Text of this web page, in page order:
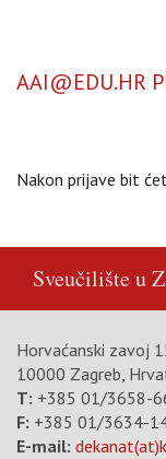
AAI@EDU.HR
Nakon prijave bit
Sveučilište u
Horvaćanski zavoj
10000 Zagreb,
T: +385 01/3658-
F: +385 01/3634-
E-mail: